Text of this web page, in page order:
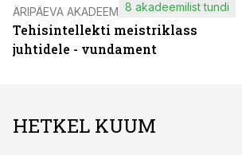
ÄRIPÄEVA AKADEEMIA
Tehisintellekti meistriklass
juhtidele - vundament
8 akadeemilist tundi
HETKEL KUUM